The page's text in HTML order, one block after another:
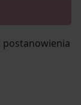
postanowienia